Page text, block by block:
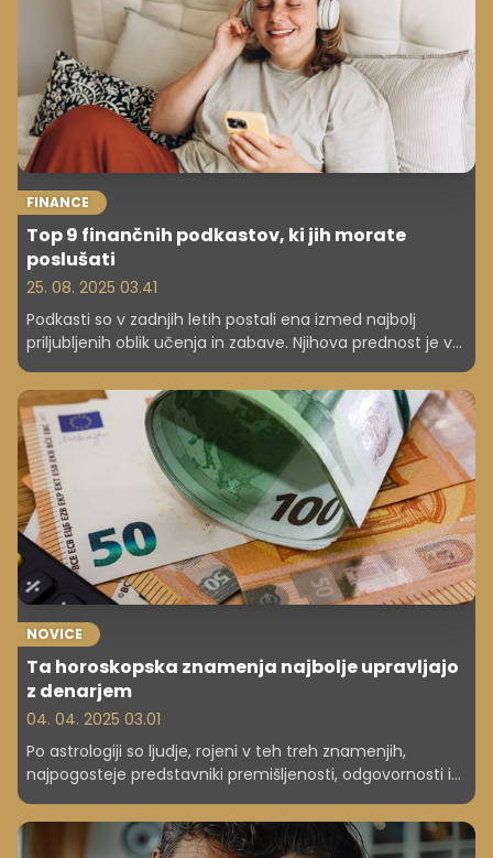
FINANCE
Top 9 finančnih podkastov, ki jih morate
poslušati
25. 08. 2025 03.41
Podkasti so v zadnjih letih postali ena izmed najbolj
priljubljenih oblik učenja in zabave. Njihova prednost je v
tem, da jih lahko poslušamo kjerkoli in kadarkoli – v
avtomobilu, na sprehodu ali med vsakodnevnimi opravki.
Predstavljamo vam deset najbolj kakovostnih finančnih
podkastov, ki jih velja dodati na seznam za poslušanje.
NOVICE
Ta horoskopska znamenja najbolje upravljajo
z denarjem
04. 04. 2025 03.01
Po astrologiji so ljudje, rojeni v teh treh znamenjih,
najpogosteje predstavniki premišljenosti, odgovornosti in